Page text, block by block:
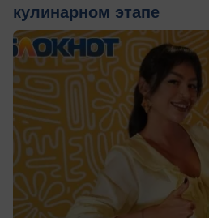
кулинарном этапе